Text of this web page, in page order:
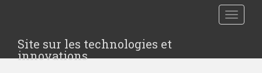
t
Site sur les technologies et
innovations